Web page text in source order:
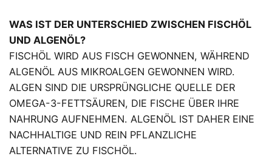
WAS IST DER UNTERSCHIED ZWISCHEN FISCHÖL
UND ALGENÖL?
FISCHÖL WIRD AUS FISCH GEWONNEN, WÄHREND
ALGENÖL AUS MIKROALGEN GEWONNEN WIRD.
ALGEN SIND DIE URSPRÜNGLICHE QUELLE DER
OMEGA-3-FETTSÄUREN, DIE FISCHE ÜBER IHRE
NAHRUNG AUFNEHMEN. ALGENÖL IST DAHER EINE
NACHHALTIGE UND REIN PFLANZLICHE
ALTERNATIVE ZU FISCHÖL.